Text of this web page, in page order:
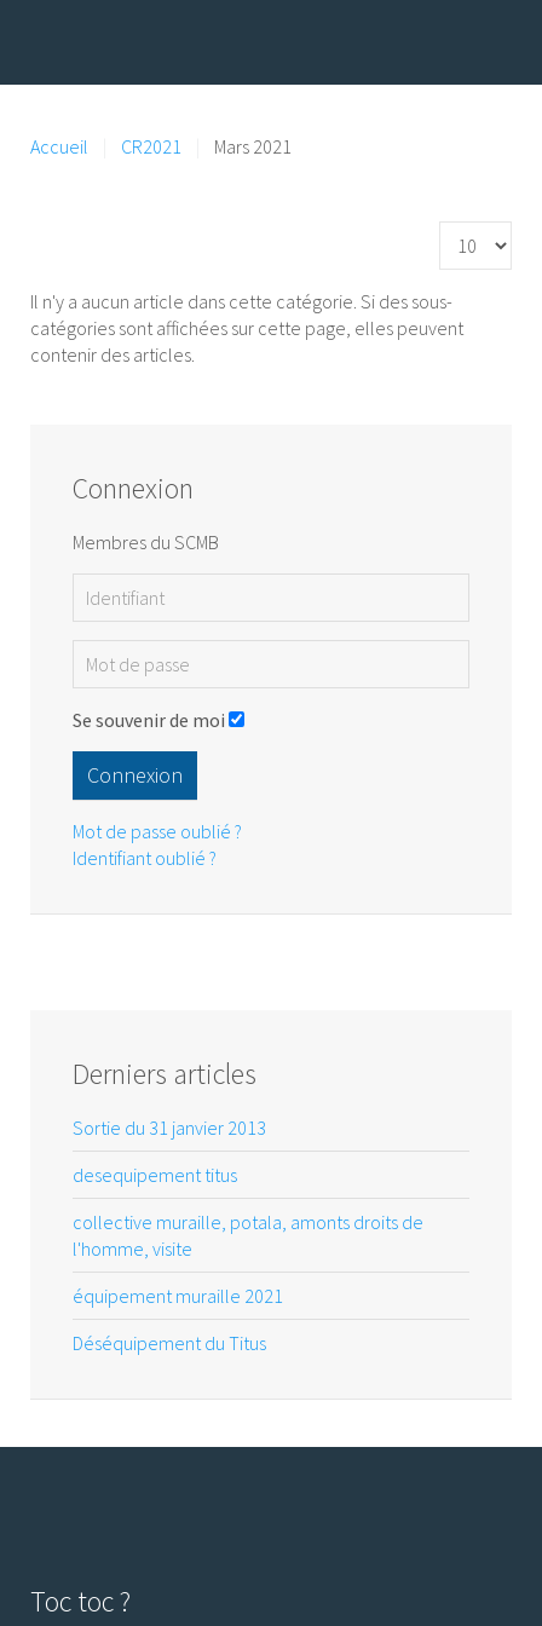
Accueil CR2021 Mars 2021
Affichage #
Il n'y a aucun article dans cette catégorie. Si des sous-
catégories sont affichées sur cette page, elles peuvent
contenir des articles.
Connexion
Membres du SCMB
Se souvenir de moi
Connexion
Mot de passe oublié ?
Identifiant oublié ?
Derniers articles
Sortie du 31 janvier 2013
desequipement titus
collective muraille, potala, amonts droits de
l'homme, visite
équipement muraille 2021
Déséquipement du Titus
Toc toc ?